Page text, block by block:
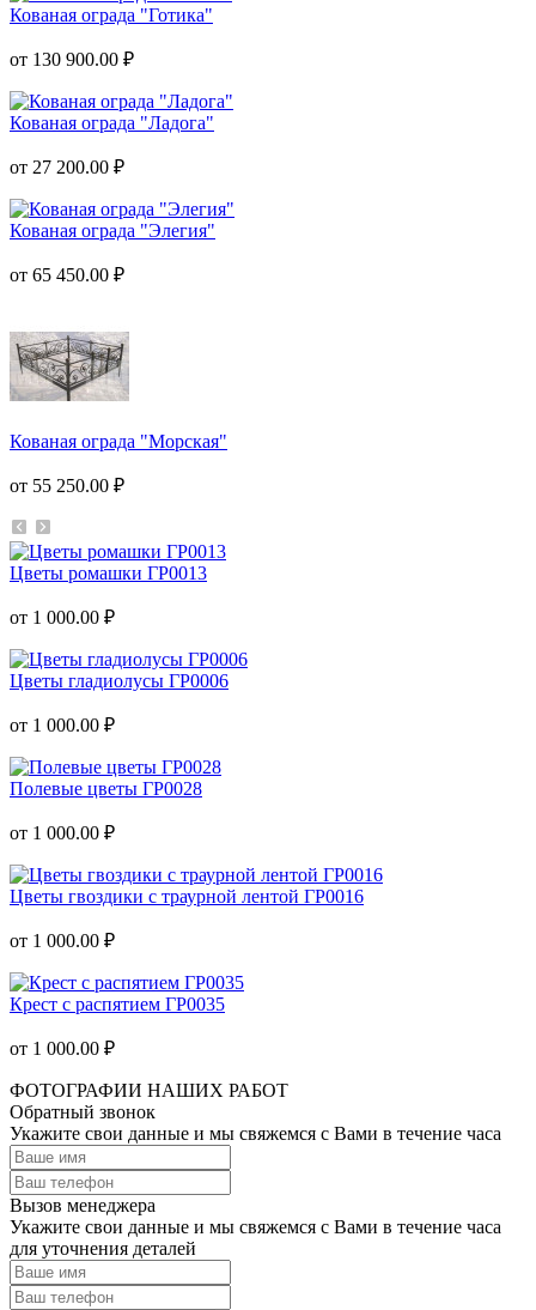
Кованая ограда "Готика"
от 130 900.00 ₽
Кованая ограда "Ладога"
от 27 200.00 ₽
Кованая ограда "Элегия"
от 65 450.00 ₽
Кованая ограда "Морская"
от 55 250.00 ₽
Цветы ромашки ГР0013
от 1 000.00 ₽
Цветы гладиолусы ГР0006
от 1 000.00 ₽
Полевые цветы ГР0028
от 1 000.00 ₽
Цветы гвоздики с траурной лентой ГР0016
от 1 000.00 ₽
Крест с распятием ГР0035
от 1 000.00 ₽
ФОТОГРАФИИ НАШИХ РАБОТ
Обратный звонок
Укажите свои данные и мы свяжемся с Вами в течение часа
Вызов менеджера
Укажите свои данные и мы свяжемся с Вами в течение часа
для уточнения деталей